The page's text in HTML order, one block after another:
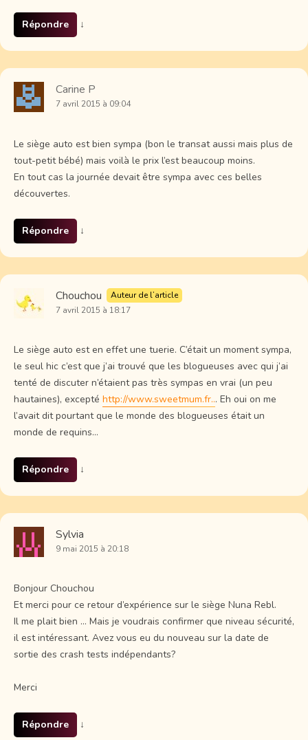
Répondre ↓
Carine P
7 avril 2015 à 09:04
Le siège auto est bien sympa (bon le transat aussi mais plus de
tout-petit bébé) mais voilà le prix l’est beaucoup moins.
En tout cas la journée devait être sympa avec ces belles
découvertes.
Répondre ↓
Chouchou
Auteur de l’article
7 avril 2015 à 18:17
Le siège auto est en effet une tuerie. C’était un moment sympa,
le seul hic c’est que j’ai trouvé que les blogueuses avec qui j’ai
tenté de discuter n’étaient pas très sympas en vrai (un peu
hautaines), excepté http://www.sweetmum.fr... Eh oui on me
l’avait dit pourtant que le monde des blogueuses était un
monde de requins…
Répondre ↓
Sylvia
9 mai 2015 à 20:18
Bonjour Chouchou
Et merci pour ce retour d’expérience sur le siège Nuna Rebl.
Il me plait bien … Mais je voudrais confirmer que niveau sécurité,
il est intéressant. Avez vous eu du nouveau sur la date de
sortie des crash tests indépendants?
Merci
Répondre ↓